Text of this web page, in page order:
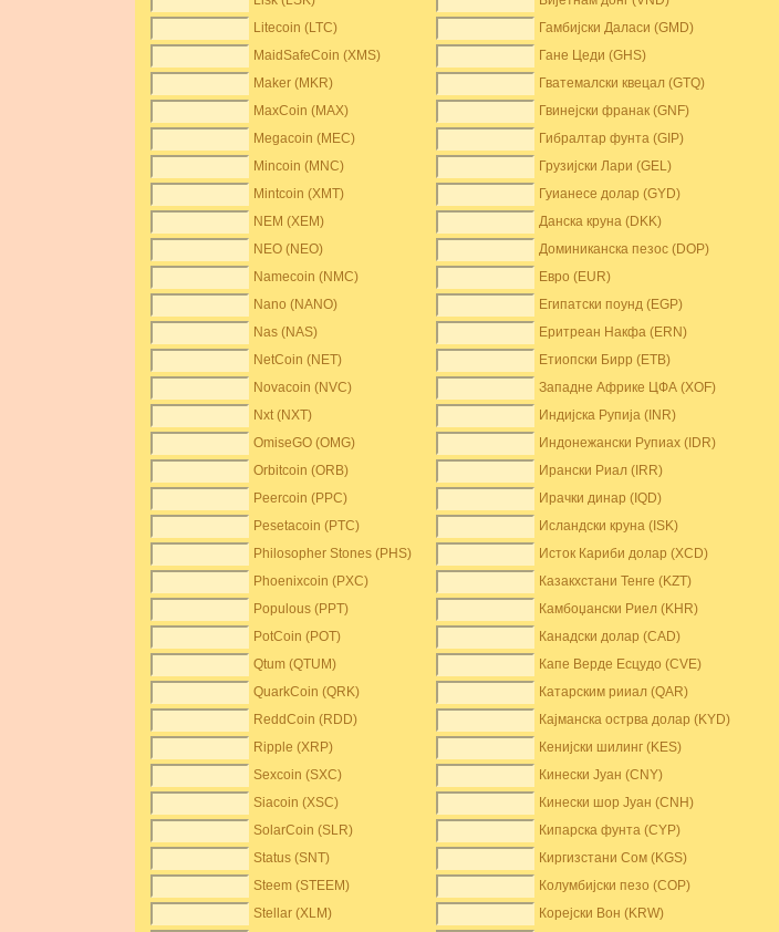
Litecoin (LTC)
Гамбијски Даласи (GMD)
MaidSafeCoin (XMS)
Гане Цеди (GHS)
Maker (MKR)
Гватемалски квецал (GTQ)
MaxCoin (MAX)
Гвинејски франак (GNF)
Megacoin (MEC)
Гибралтар фунта (GIP)
Mincoin (MNC)
Грузијски Лари (GEL)
Mintcoin (XMT)
Гуианесе долар (GYD)
NEM (XEM)
Данска круна (DKK)
NEO (NEO)
Доминиканска пезос (DOP)
Namecoin (NMC)
Евро (EUR)
Nano (NANO)
Египатски поунд (EGP)
Nas (NAS)
Еритреан Накфа (ERN)
NetCoin (NET)
Етиопски Бирр (ETB)
Novacoin (NVC)
Западне Африке ЦФА (XOF)
Nxt (NXT)
Индијска Рупија (INR)
OmiseGO (OMG)
Индонежански Рупиах (IDR)
Orbitcoin (ORB)
Ирански Риал (IRR)
Peercoin (PPC)
Ирачки динар (IQD)
Pesetacoin (PTC)
Исландски круна (ISK)
Philosopher Stones (PHS)
Исток Кариби долар (XCD)
Phoenixcoin (PXC)
Казакхстани Тенге (KZT)
Populous (PPT)
Камбоџански Риел (KHR)
PotCoin (POT)
Канадски долар (CAD)
Qtum (QTUM)
Капе Верде Есцудо (CVE)
QuarkCoin (QRK)
Катарским рииал (QAR)
ReddCoin (RDD)
Кајманска острва долар (KYD)
Ripple (XRP)
Кенијски шилинг (KES)
Sexcoin (SXC)
Кинески Јуан (CNY)
Siacoin (XSC)
Кинески шор Јуан (CNH)
SolarCoin (SLR)
Кипарска фунта (CYP)
Status (SNT)
Киргизстани Сом (KGS)
Steem (STEEM)
Колумбијски пезо (COP)
Stellar (XLM)
Корејски Вон (KRW)